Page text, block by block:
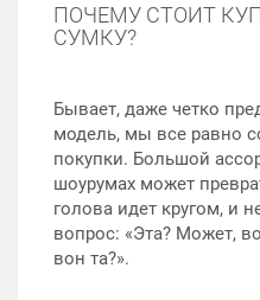
ПОЧЕМУ СТОИТ
СУМКУ?
Бывает, даже четко
модель, мы все равно
покупки. Большой
шоурумах может
голова идет кругом, и
вопрос: «Эта? Может,
вон та?».